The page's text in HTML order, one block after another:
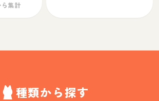
集計
種類から探す